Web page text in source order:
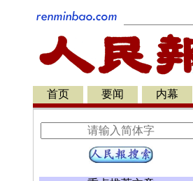
首页 要闻 内幕